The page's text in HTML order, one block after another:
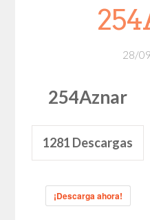
28/
254Aznar
1281 Descargas
¡Descarga ahora!